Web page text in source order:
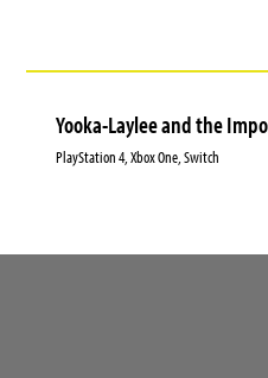
Yooka-Laylee and the
PlayStation 4, Xbox One, Switch